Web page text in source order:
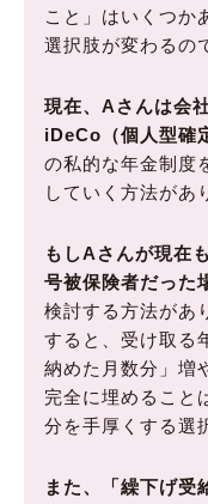
こと」はいくつか
選択肢が変わるの
現在、Aさんは会
iDeCo（個人型確
の私的な年金制度
していく方法があ
もしAさんが現在
号被保険者だった
検討する方法があ
すると、受け取る
納めた月数分」増
完全に埋めること
分を手厚くする選
また、「繰下げ受